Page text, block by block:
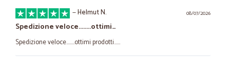
08/07/2026
—Helmut N.
Spedizione veloce........ottimi…
Spedizione veloce........ottimi prodotti......